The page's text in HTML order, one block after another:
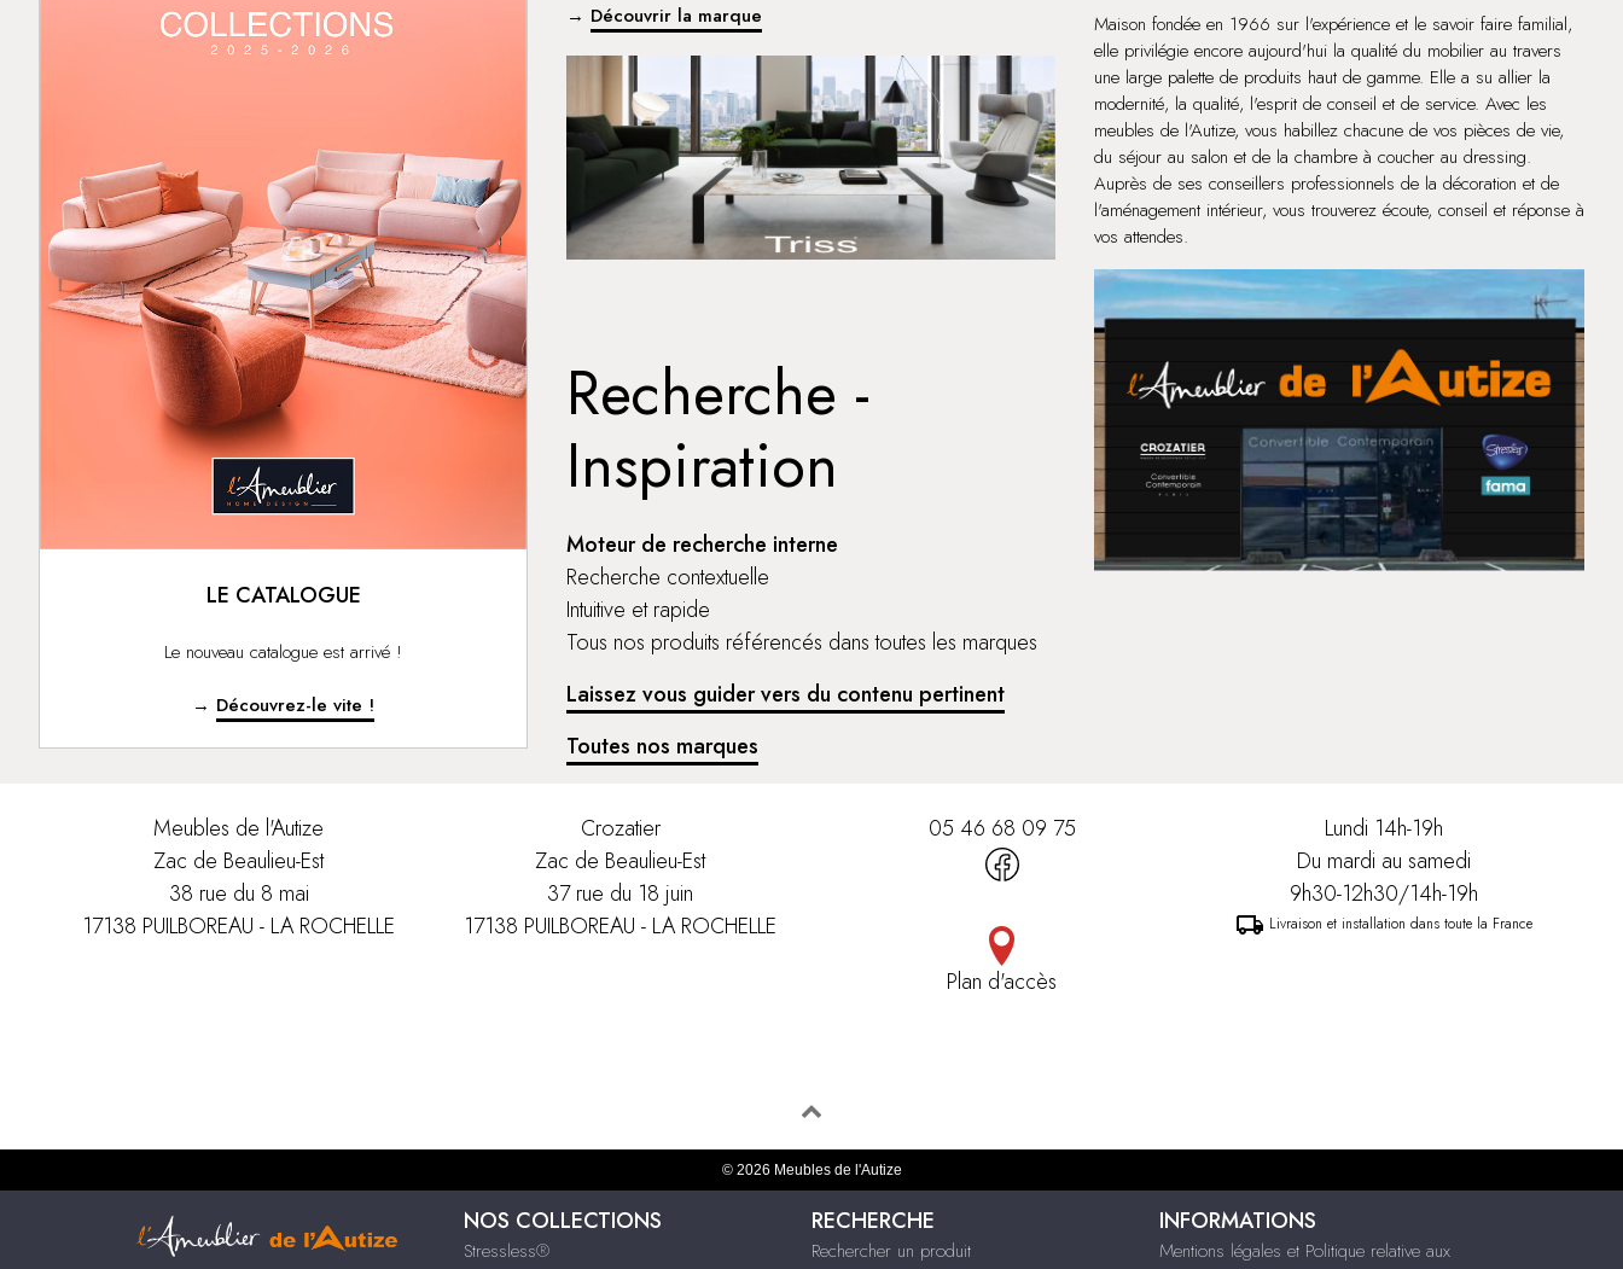
LE CATALOGUE
Le nouveau catalogue est arrivé !
→ Découvrez-le vite !
→ Découvrir la marque
Recherche -
Inspiration
Moteur de recherche interne
Recherche contextuelle
Intuitive et rapide
Tous nos produits référencés dans toutes les marques
Laissez vous guider vers du contenu pertinent
Toutes nos marques
Maison fondée en 1966 sur l'expérience et le savoir faire familial,
elle privilégie encore aujourd'hui la qualité du mobilier au travers
une large palette de produits haut de gamme. Elle a su allier la
modernité, la qualité, l'esprit de conseil et de service. Avec les
meubles de l'Autize, vous habillez chacune de vos pièces de vie,
du séjour au salon et de la chambre à coucher au dressing.
Auprès de ses conseillers professionnels de la décoration et de
l'aménagement intérieur, vous trouverez écoute, conseil et réponse à
vos attendes.
Meubles de l'Autize
Zac de Beaulieu-Est
38 rue du 8 mai
17138 PUILBOREAU - LA ROCHELLE
Crozatier
Zac de Beaulieu-Est
37 rue du 18 juin
17138 PUILBOREAU - LA ROCHELLE
05 46 68 09 75
Plan d'accès
Lundi 14h-19h
Du mardi au samedi
9h30-12h30/14h-19h
local_shipping Livraison et installation dans toute la France
© 2026 Meubles de l'Autize
NOS COLLECTIONS
Stressless®
RECHERCHE
Rechercher un produit
INFORMATIONS
Mentions légales et Politique relative aux